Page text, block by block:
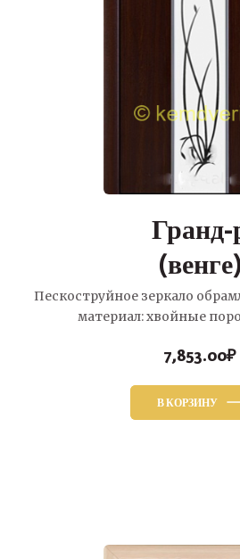
Гранд-
(венге)
Пескоструйное зеркало
материал: хвойные
7,853.00₽
В КОРЗИНУ